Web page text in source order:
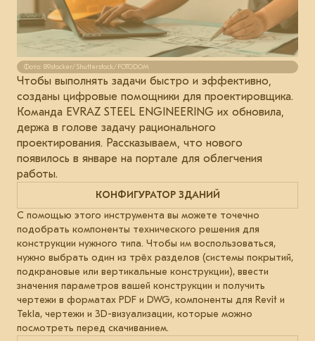
Фото: 89stocker/Shutterstock/FOTODOM
Чтобы выполнять задачи быстро и эффективно,
созданы цифровые помощники для проектировщика.
Команда EVRAZ STEEL ENGINEERING их обновила,
держа в голове задачу рационального
проектирования. Рассказываем, что нового
появилось в январе на портале для облегчения
работы.
КОНФИГУРАТОР ЗДАНИЙ
С помощью этого инструмента вы можете точечно
подобрать компоненты технического решения для
конструкции нужного типа. Чтобы им воспользоваться,
нужно выбрать один из трёх разделов (системы покрытий,
подкрановые или вертикальные конструкции), ввести
значения параметров вашей конструкции и получить
чертежи в форматах PDF и DWG, компоненты для Revit и
Tekla, чертежи и 3D-визуализации, которые можно
посмотреть перед скачиванием.